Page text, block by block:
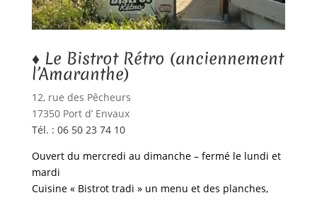
♦ Le Bistrot Rétro (anciennement
l’Amaranthe)
12, rue des Pêcheurs
17350 Port d’ Envaux
Tél. : 06 50 23 74 10
Ouvert du mercredi au dimanche – fermé le lundi et
mardi
Cuisine « Bistrot tradi » un menu et des planches,